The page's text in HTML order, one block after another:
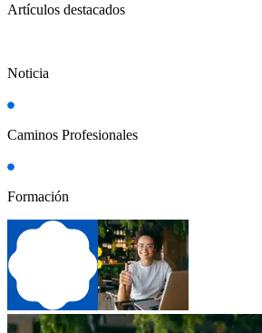
Artículos destacados
Noticia
Caminos Profesionales
Formación